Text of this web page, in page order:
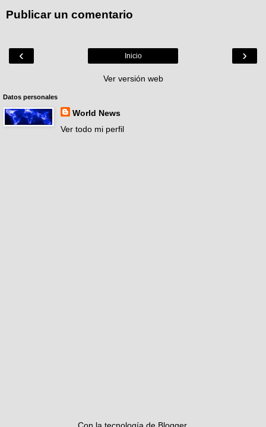
Publicar un comentario
‹ ›
Inicio
Ver versión web
Datos personales
World News
Ver todo mi perfil